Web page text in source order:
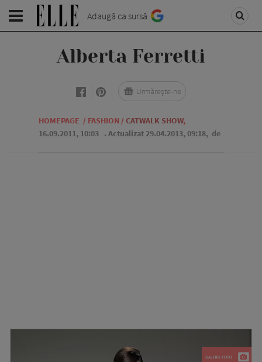
Adaugă ca sursă
Alberta Ferretti
HOMEPAGE / FASHION / CATWALK SHOW,
16.09.2011, 10:03 . Actualizat 29.04.2013, 09:18, de
Urmărește-ne